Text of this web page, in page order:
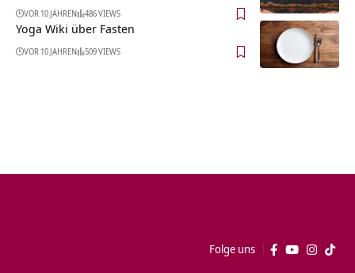
VOR 10 JAHREN 486 VIEWS
Yoga Wiki über Fasten
VOR 10 JAHREN 509 VIEWS
Folge uns